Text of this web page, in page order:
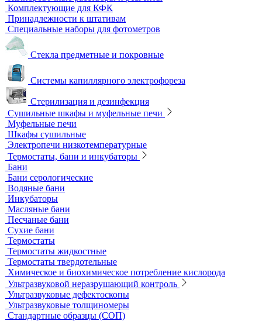
Ареометры
Калибровочные расстворы и реагенты
Комплектующие для КФК
Принадлежности к штативам
Специальные наборы для фотометров
Стекла предметные и покровные
Системы капиллярного электрофореза
Стерилизация и дезинфекция
Сушильные шкафы и муфельные печи
Муфельные печи
Шкафы сушильные
Электропечи низкотемпературные
Термостаты, бани и инкубаторы
Бани
Бани серологические
Водяные бани
Инкубаторы
Масляные бани
Песчаные бани
Сухие бани
Термостаты
Термостаты жидкостные
Термостаты твердотельные
Химическое и биохимическое потребление кислорода
Ультразвуковой неразрушающий контроль